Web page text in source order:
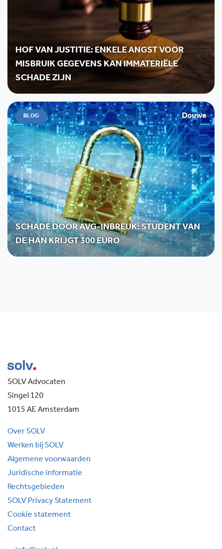
HOF VAN JUSTITIE: ENKELE ANGST VOOR
MISBRUIK GEGEVENS KAN IMMATERIËLE
SCHADE ZIJN
BLOG Douwe
SCHADE DOOR AVG-INBREUK: STUDENT VAN
DE HAN KRIJGT 300 EURO
SOLV Advocaten
Singel 120
1015 AE Amsterdam
Over SOLV
Werken bij SOLV
Algemene voorwaarden
Juridische informatie
Rechtsgebieden
SOLV Privacy Statement
Cookie statement
Contact